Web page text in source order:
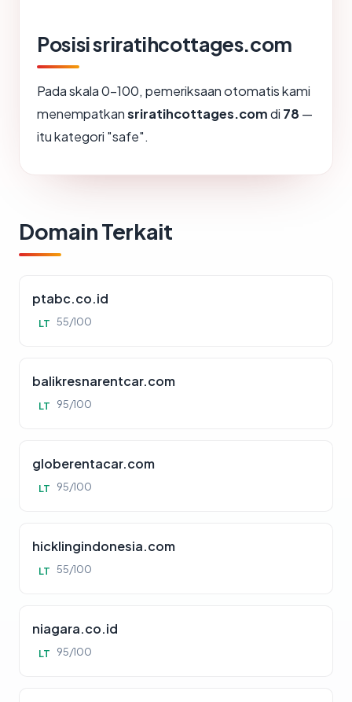
Posisi sriratihcottages.com
Pada skala 0-100, pemeriksaan otomatis kami
menempatkansriratihcottages.comdi 78 —
itu kategori "safe".
Domain Terkait
ptabc.co.id
LT 55/100
balikresnarentcar.com
LT 95/100
globerentacar.com
LT 95/100
hicklingindonesia.com
LT 55/100
niagara.co.id
LT 95/100